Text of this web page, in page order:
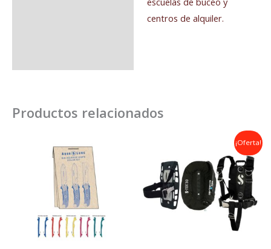
centros de alquiler.
Productos relacionados
¡Oferta!
original
era:
1.068,00€.
precio
actual
es:
949,00€.